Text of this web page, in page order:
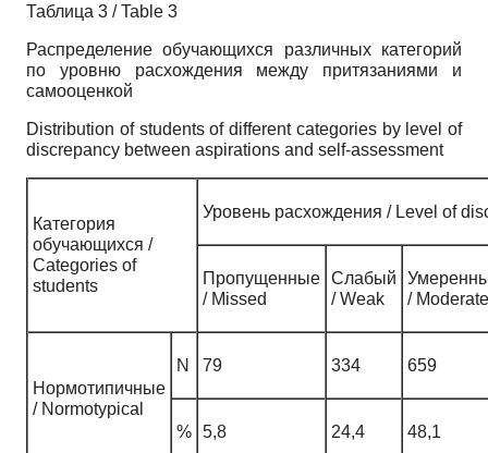
Таблица 3 / Table 3
Распределение обучающихся различных категорий
по уровню расхождения между притязаниями и
самооценкой
Distribution of students of different categories by level of
discrepancy between aspirations and self-assessment
Категория
обучающихся /
Categories of
students
Уровень расхождения / Level of
Пропущенные
/ Missed
Слабый
/ Weak
/ Moderate
Нормотипичные
/ Normotypical
N 79 334 659
% 5,8 24,4 48,1